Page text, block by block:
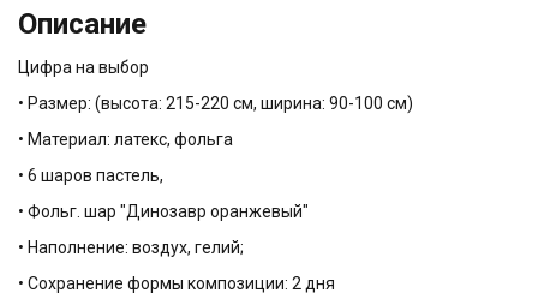
Описание
Цифра на выбор
• Размер: (высота: 215-220 см, ширина: 90-100 см)
• Материал: латекс, фольга
• 6 шаров пастель,
• Фольг. шар "Динозавр оранжевый"
• Наполнение: воздух, гелий;
• Сохранение формы композиции: 2 дня